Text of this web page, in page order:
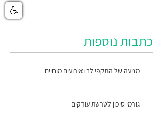
כתבות נוספות
מניעה של התקפי לב ואירועים מוחיים
גורמי סיכון לטרשת עורקים